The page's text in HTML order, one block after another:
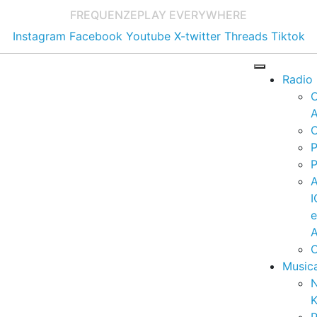
FREQUENZEPLAY EVERYWHERE
Instagram Facebook Youtube X-twitter Threads Tiktok
Radio
e